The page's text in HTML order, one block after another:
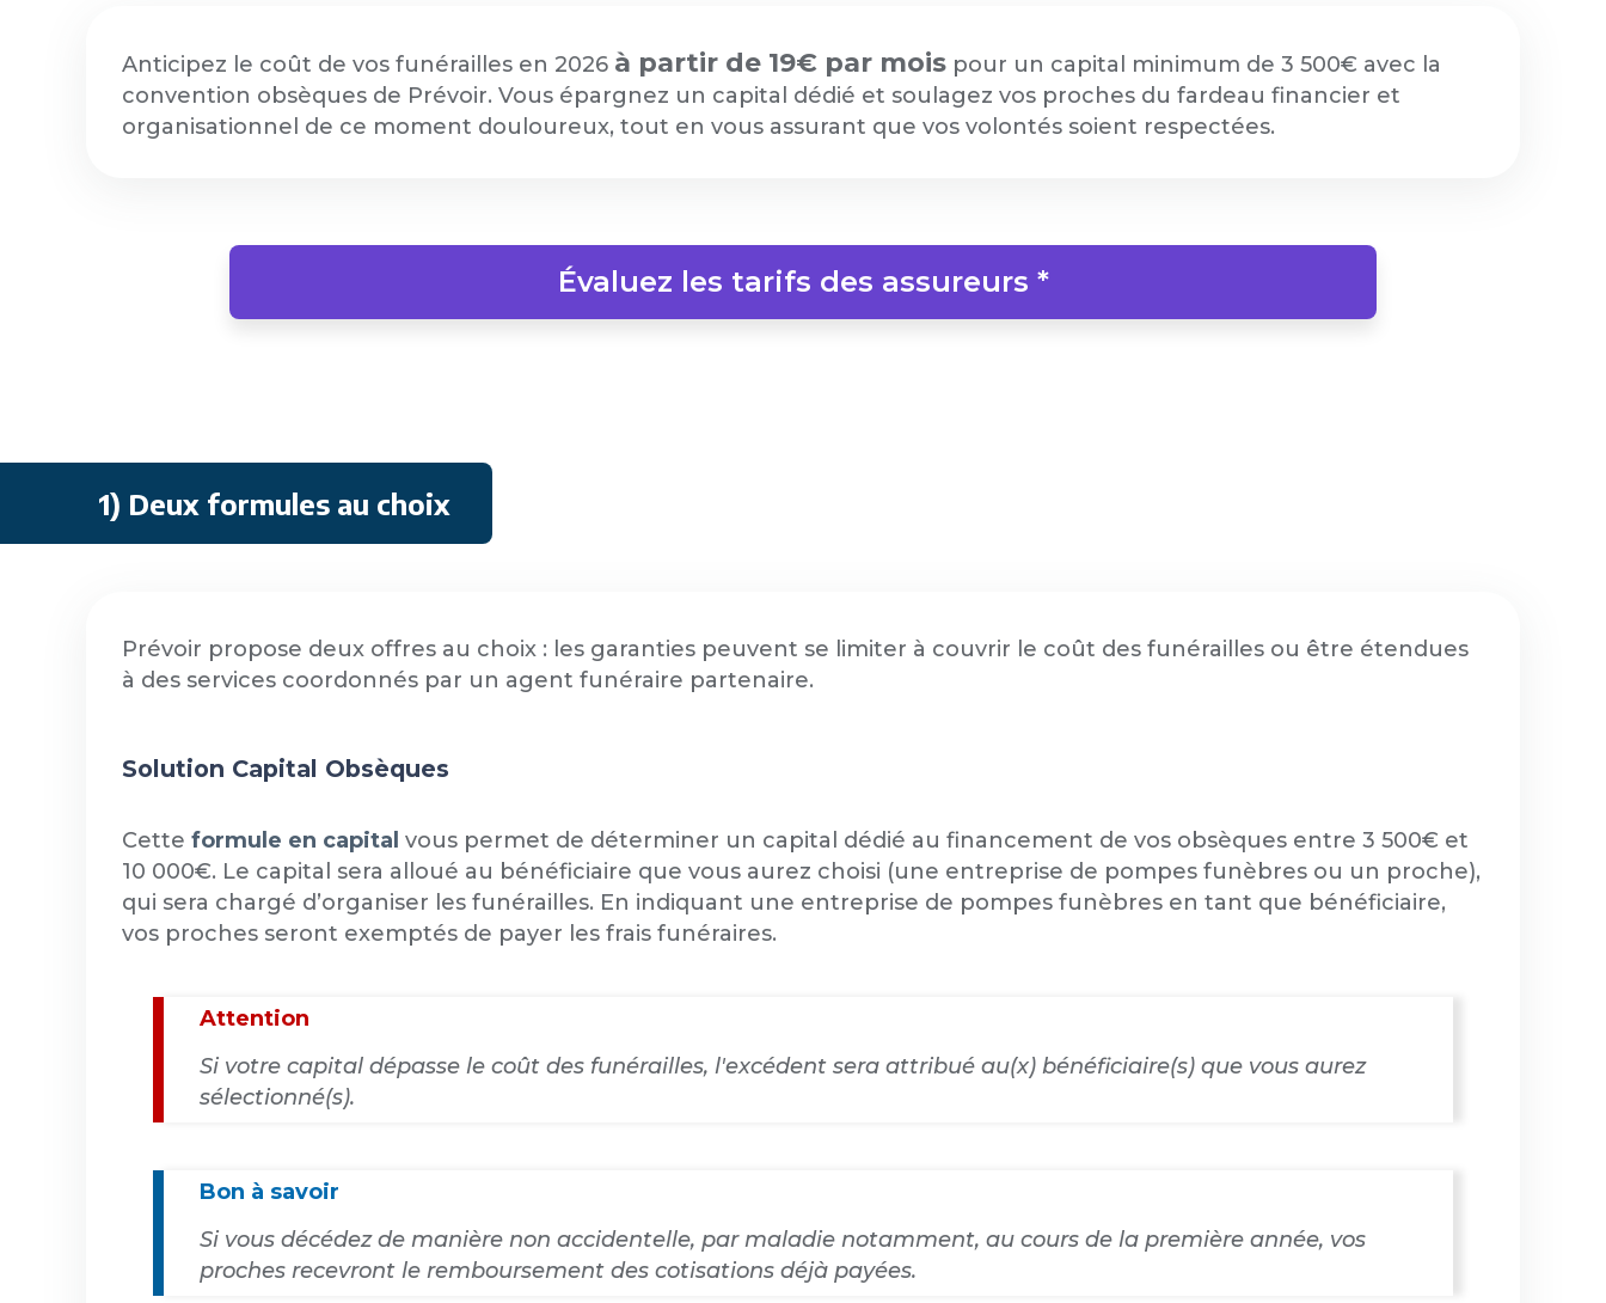
Anticipez le coût de vos funérailles en 2026 à partir de 19€ par mois pour un capital minimum de 3 500€ avec la
convention obsèques de Prévoir. Vous épargnez un capital dédié et soulagez vos proches du fardeau financier et
organisationnel de ce moment douloureux, tout en vous assurant que vos volontés soient respectées.
Évaluez les tarifs des assureurs *
1) Deux formules au choix
Prévoir propose deux offres au choix : les garanties peuvent se limiter à couvrir le coût des funérailles ou être étendues
à des services coordonnés par un agent funéraire partenaire.
Solution Capital Obsèques
Cette formule en capital vous permet de déterminer un capital dédié au financement de vos obsèques entre 3 500€ et
10 000€. Le capital sera alloué au bénéficiaire que vous aurez choisi (une entreprise de pompes funèbres ou un proche),
qui sera chargé d’organiser les funérailles. En indiquant une entreprise de pompes funèbres en tant que bénéficiaire,
vos proches seront exemptés de payer les frais funéraires.
Attention
Si votre capital dépasse le coût des funérailles, l'excédent sera attribué au(x) bénéficiaire(s) que vous aurez
sélectionné(s).
Bon à savoir
Si vous décédez de manière non accidentelle, par maladie notamment, au cours de la première année, vos
proches recevront le remboursement des cotisations déjà payées.